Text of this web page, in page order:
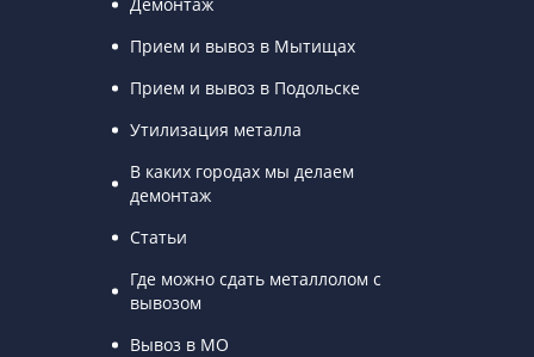
Прием и вывоз в Мытищах
Прием и вывоз в Подольске
Утилизация металла
В каких городах мы делаем
демонтаж
Статьи
Где можно сдать металлолом с
вывозом
Вывоз в МО